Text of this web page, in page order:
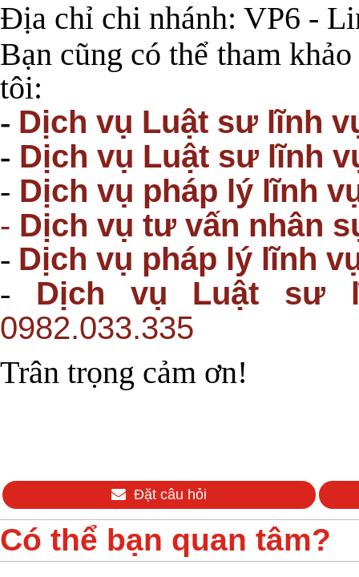
Địa chỉ chi nhánh: VP6 -
Bạn cũng có thể tham
tôi:
- Dịch vụ Luật sư lĩnh
- Dịch vụ Luật sư lĩnh
- Dịch vụ pháp lý lĩnh
- Dịch vụ tư vấn nhân
- Dịch vụ pháp lý lĩnh
-
Dịch vụ Luật sư
0982.033.335
Trân trọng cảm ơn!
Đặt câu hỏi
Có thể bạn quan tâm?